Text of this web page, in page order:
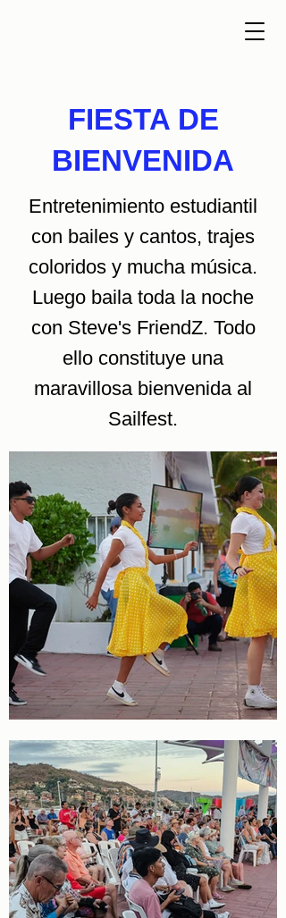
FIESTA DE
BIENVENIDA
Entretenimiento estudiantil
con bailes y cantos, trajes
coloridos y mucha música.
Luego baila toda la noche
con Steve's FriendZ. Todo
ello constituye una
maravillosa bienvenida al
Sailfest.